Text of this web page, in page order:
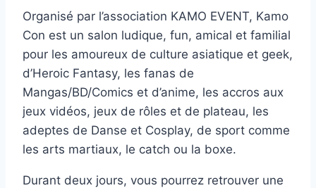
Organisé par l’association KAMO EVENT, Kamo
Con est un salon ludique, fun, amical et familial
pour les amoureux de culture asiatique et geek,
d’Heroic Fantasy, les fanas de
Mangas/BD/Comics et d’anime, les accros aux
jeux vidéos, jeux de rôles et de plateau, les
adeptes de Danse et Cosplay, de sport comme
les arts martiaux, le catch ou la boxe.
Durant deux jours, vous pourrez retrouver une